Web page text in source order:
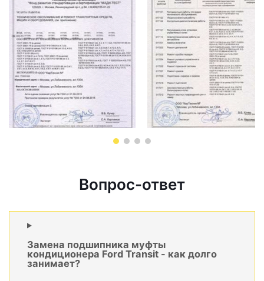
Вопрос-ответ
Замена подшипника муфты
кондиционера Ford Transit - как долго
занимает?